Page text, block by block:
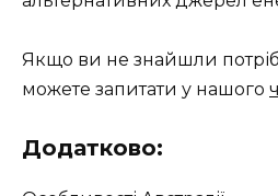
Якщо ви не знайшли
можете запитати у нашого
Додатково: